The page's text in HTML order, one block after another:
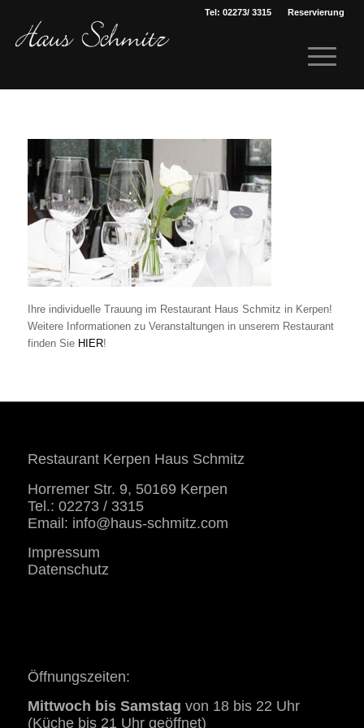
Reservierung
Tel: 02273/ 3315
Ihre individuelle Trauung im Restaurant Haus Schmitz in Kerpen!
Weitere Informationen zu Veranstaltungen in unserem Restaurant
finden Sie HIER!
Restaurant Kerpen Haus Schmitz
Horremer Str. 9, 50169 Kerpen
Tel.: 02273 / 3315
Email: info@haus-schmitz.com
Impressum
Datenschutz
Öffnungszeiten:
Mittwoch bis Samstag von 18 bis 22 Uhr
(Küche bis 21 Uhr geöffnet)